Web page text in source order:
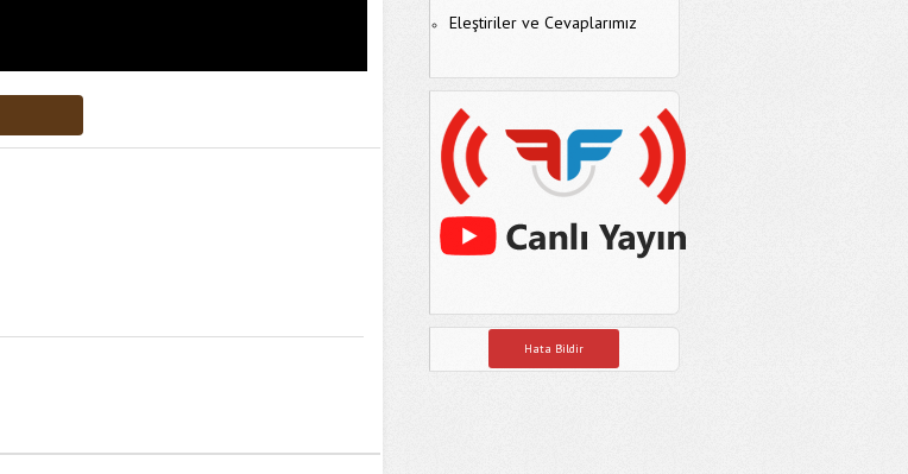
Eleştiriler ve Cevaplarımız
Hata Bildir